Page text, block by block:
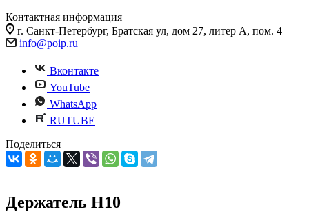
Контактная информация
г. Санкт-Петербург, Братская ул, дом 27, литер А, пом. 4
info@poip.ru
Вконтакте
YouTube
WhatsApp
RUTUBE
Поделиться
Держатель Н10